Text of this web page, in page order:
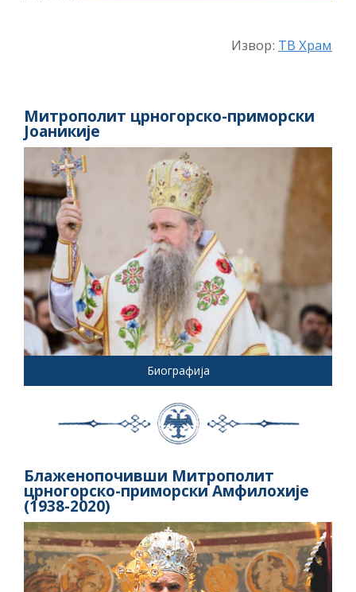
Извор: ТВ Храм
Митрополит црногорско-приморски
Јоаникије
Биографија
Блаженопочивши Митрополит
црногорско-приморски Амфилохије
(1938-2020)